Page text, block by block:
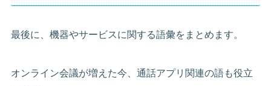
最後に、機器やサービスに関する語彙をまとめます。
オンライン会議が増えた今、通話アプリ関連の語も役立